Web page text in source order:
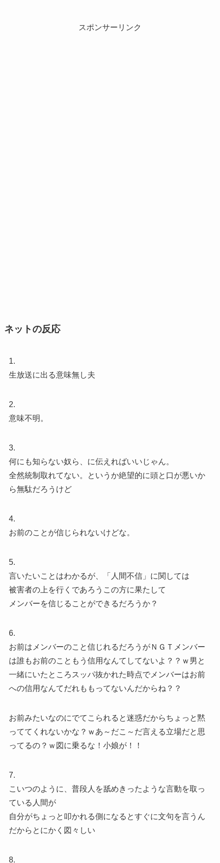
スポンサーリンク
ネットの反応
1.
生放送に出る意味無し夫
2.
意味不明。
3.
何にも知らない奴ら、に伝えればいいじゃん。
全然統制取れてない。というか絶望的に頭と口が悪いか
ら無駄だろうけど
4.
お前のことが信じられないけどな。
5.
言いたいことはわかるが、「人間不信」に関しては
被害者の上を行くであろうこの方に果たして
メンバーを信じることができるだろうか？
6.
お前はメンバーのこと信じれるだろうがＮＧＴメンバー
は誰もお前のこともう信用なんてしてないよ？？ｗ男と
一緒にいたところスッパ抜かれた時点でメンバーはお前
への信用なんてだれももってないんだからね？？
お前みたいなのにでてこられると迷惑だからちょっと黙
っててくれないかな？ｗあ～だこ～だ言える立場だと思
ってるの？ｗ図に乗るな！小娘が！！
7.
こいつのように、普段人を舐めきったような言動を取っ
ている人間が
自分がちょっと叩かれる側になるとすぐに文句を言うん
だからとにかく図々しい
8.